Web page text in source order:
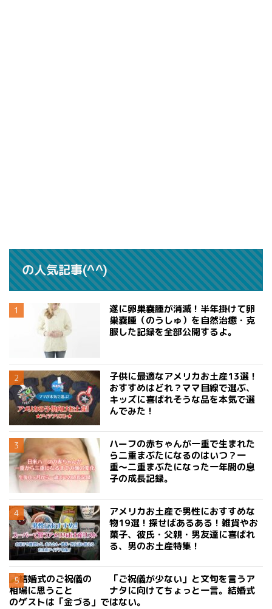
の人気記事(^^)
遂に卵巣嚢腫が消滅！半年掛けて卵
巣嚢腫（のうしゅ）を自然治癒・克
服した記録を全部公開するよ。
子供に最適なアメリカお土産13選！
おすすめはどれ？ママ目線で選ぶ、
キッズに喜ばれそうな品を本気で選
んでみた！
ハーフの赤ちゃんが一重で生まれた
ら二重まぶたになるのはいつ？一
重〜二重まぶたになった一年間の息
子の成長記録。
アメリカお土産で男性におすすめな
物19選！探せばあるある！雑貨やお
菓子、彼氏・父親・男友達に喜ばれ
る、男のお土産特集！
「ご祝儀が少ない」と文句を言うア
ナタに向けてちょっと一言。結婚式
のゲストは「金づる」ではない。